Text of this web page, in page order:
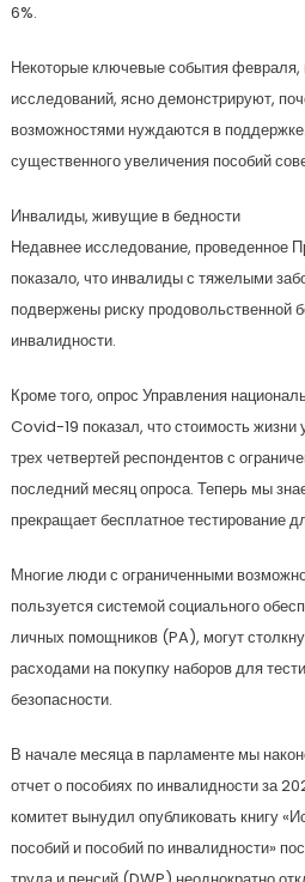
6%.
Некоторые ключевые события
исследований, ясно демонстрируют,
возможностями нуждаются в
существенного увеличения пособий
Инвалиды, живущие в бедности
Недавнее исследование, проведенное
показало, что инвалиды с тяжелыми
подвержены риску продовольственной
инвалидности.
Кроме того, опрос Управления
Covid-19 показал, что стоимость
трех четвертей респондентов с
последний месяц опроса. Теперь мы
прекращает бесплатное тестирование
Многие люди с ограниченными
пользуется системой социального
личных помощников (PA), могут
расходами на покупку наборов для
безопасности.
В начале месяца в парламенте мы
отчет о пособиях по инвалидности за
комитет вынудил опубликовать книгу
пособий и пособий по инвалидности»